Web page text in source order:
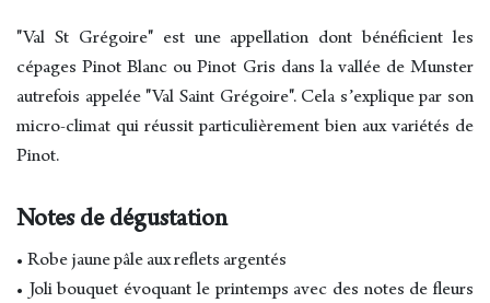
"Val St Grégoire" est une appellation dont bénéficient les
cépages Pinot Blanc ou Pinot Gris dans la vallée de Munster
autrefois appelée "Val Saint Grégoire". Cela s’explique par son
micro-climat qui réussit particulièrement bien aux variétés de
Pinot.
Notes de dégustation
• Robe jaune pâle aux reflets argentés
• Joli bouquet évoquant le printemps avec des notes de fleurs